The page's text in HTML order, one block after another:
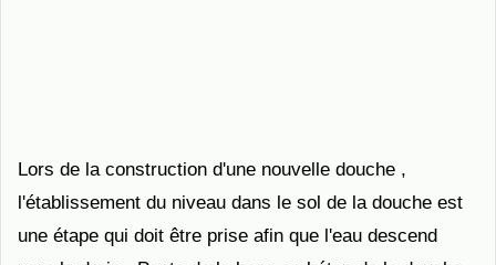
Lors de la construction d'une nouvelle douche ,
l'établissement du niveau dans le sol de la douche est
une étape qui doit être prise afin que l'eau descend